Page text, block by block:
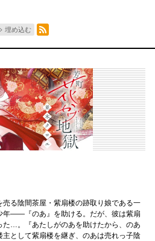
埋め込む
RSSフィード
る陰間茶屋・紫扇楼の跡取り娘である一
年——『のあ』を助ける。だが、彼は紫扇
た…。『あたしがのあを助けたから、のあ
として紫扇楼を継ぎ、のあは売れっ子陰